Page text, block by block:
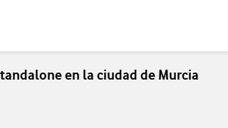
en la ciudad de Murcia